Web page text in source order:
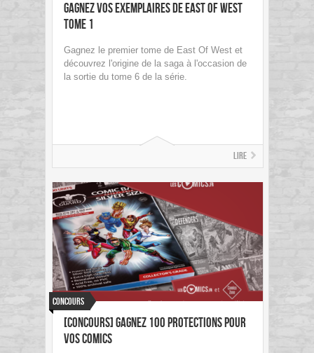
Gagnez vos exemplaires de East Of West
tome 1
Gagnez le premier tome de East Of West et
découvrez l'origine de la saga à l'occasion de
la sortie du tome 6 de la série.
Lire
Concours
[Concours] Gagnez 100 protections pour
vos comics